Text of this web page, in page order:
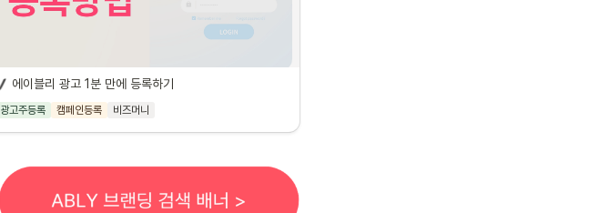
화면 일부가 보이지 않는다면? (광고 차단 프로그램)
에이블리 광고 1분 만에 등록하기
광고주등록 캠페인등록 비즈머니